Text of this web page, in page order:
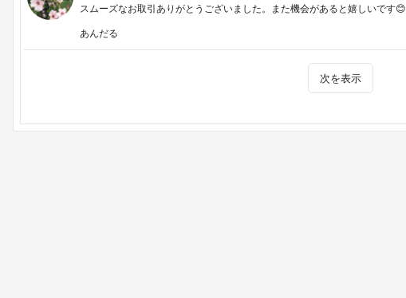
スムーズなお取引ありがとうございました。また機会があると嬉しいです😊
あんだる
次を表示